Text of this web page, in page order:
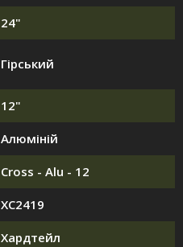
24"
Гірський
12"
Алюміній
Cross - Alu - 12
XC2419
Хардтейл